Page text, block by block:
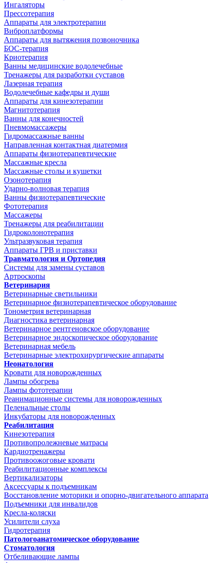
Ингаляторы
Прессотерапия
Аппараты для электротерапии
Виброплатформы
Аппараты для вытяжения позвоночника
БОС-терапия
Криотерапия
Ванны медицинские водолечебные
Тренажеры для разработки суставов
Лазерная терапия
Водолечебные кафедры и души
Аппараты для кинезотерапии
Магнитотерапия
Ванны для конечностей
Пневмомассажеры
Гидромассажные ванны
Направленная контактная диатермия
Аппараты физиотерапевтические
Массажные кресла
Массажные столы и кушетки
Озонотерапия
Ударно-волновая терапия
Ванны физиотерапевтические
Фототерапия
Массажеры
Тренажеры для реабилитации
Гидроколонотерапия
Ультразвуковая терапия
Аппараты ГРВ и приставки
Травматология и Ортопедия
Системы для замены суставов
Артроскопы
Ветеринария
Ветеринарные светильники
Ветеринарное физиотерапевтическое оборудование
Тонометрия ветеринарная
Диагностика ветеринарная
Ветеринарное рентгеновское оборудование
Ветеринарное эндоскопическое оборудование
Ветеринарная мебель
Ветеринарные электрохирургические аппараты
Неонатология
Кровати для новорожденных
Лампы обогрева
Лампы фототерапии
Реанимационные системы для новорожденных
Пеленальные столы
Инкубаторы для новорожденных
Реабилитация
Кинезотерапия
Противопролежневые матрасы
Кардиотренажеры
Противоожоговые кровати
Реабилитационные комплексы
Вертикализаторы
Аксессуары к подъемникам
Восстановление моторики и опорно-двигательного аппарата
Подъемники для инвалидов
Кресла-коляски
Усилители слуха
Гидротерапия
Патологоанатомическое оборудование
Стоматология
Отбеливающие лампы